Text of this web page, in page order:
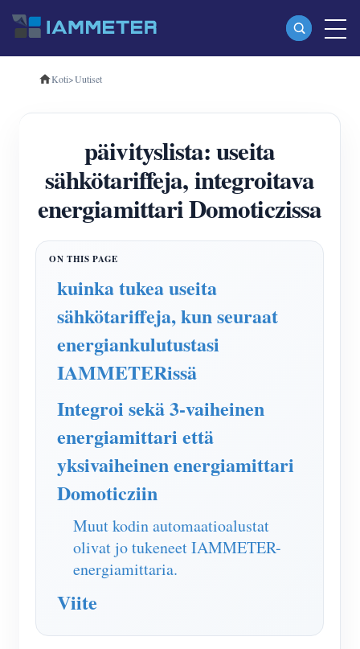
Tuotteet
Kolmivaiheinen Wi-Fi-energiamittari (WEM3080T)
Kolmivaiheinen Wi-Fi-energiamittari (WEM3046T)
Kolmivaiheinen Wi-Fi-energiamittari (WEM3050T)
WiFi-virranohjain
EV laturi
IAMMETER Simulaattori
Energian ennuste- ja simulointijärjestelmä
Sovellukset
Aurinkosähköjärjestelmän energianäyttö
Sähkönkulutuksen seuranta
PV-lämmittimen ohjausjärjestelmä
Store
Resurssit
Tuotteen pika-aloitus
Yhteisö
Kehittäjä
Ottaa yhteyttä
Koti>Uutiset
päivityslista: useita
sähkötariffeja, integroitava
energiamittari Domoticzissa
kuinka tukea useita
sähkötariffeja, kun seuraat
energiankulutustasi
IAMMETERissä
Integroi sekä 3-vaiheinen
energiamittari että
yksivaiheinen energiamittari
Domoticziin
Muut kodin automaatioalustat
olivat jo tukeneet IAMMETER-
energiamittaria.
Viite